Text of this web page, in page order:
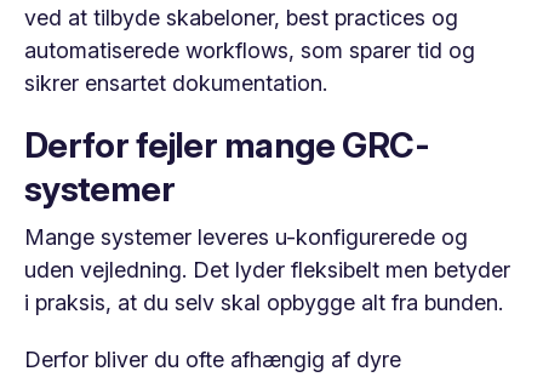
ved at tilbyde skabeloner, best practices og
automatiserede workflows, som sparer tid og
sikrer ensartet dokumentation.
Derfor fejler mange GRC-
systemer
Mange systemer leveres u-konfigurerede og
uden vejledning. Det lyder fleksibelt men betyder
i praksis, at du selv skal opbygge alt fra bunden.
Derfor bliver du ofte afhængig af dyre